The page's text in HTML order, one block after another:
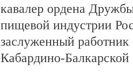
кавалер ордена
пищевой индустрии
заслуженный работник
Кабардино-